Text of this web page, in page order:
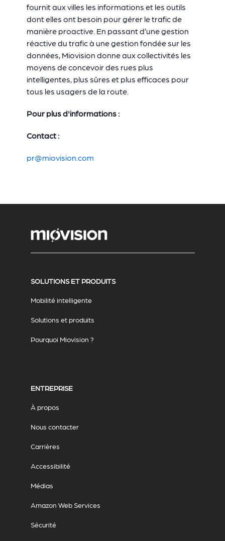
fournit aux villes les informations et les outils
dont elles ont besoin pour gérer le trafic de
manière proactive. En passant d’une gestion
réactive du trafic à une gestion fondée sur les
données, Miovision donne aux collectivités les
moyens de concevoir des rues plus
intelligentes, plus sûres et plus efficaces pour
tous les usagers de la route.
Pour plus d'informations :
Contact :
pr@miovision.com
SOLUTIONS ET PRODUITS
Mobilité intelligente
Solutions et produits
Pourquoi Miovision ?
ENTREPRISE
À propos
Nous contacter
Carrières
Accessibilité
Médias
Amazon Web Services
Sécurité